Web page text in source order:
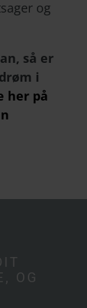
og
så er
i
her på
OG